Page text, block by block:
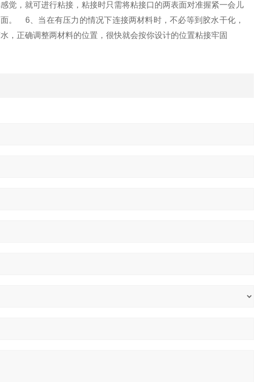
觉，就可进行粘接，粘接时只需将粘接口的两表面对准握紧一会儿
。 6、当在有压力的情况下连接两材料时，不必等到胶水干化，
，正确调整两材料的位置，很快就会按你设计的位置粘接牢固